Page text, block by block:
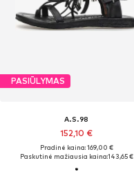
PASIŪLYMAS
A.S.98
152,10 €
Pradinė kaina: 169,00 €
Paskutinė mažiausia kaina:143,65 €